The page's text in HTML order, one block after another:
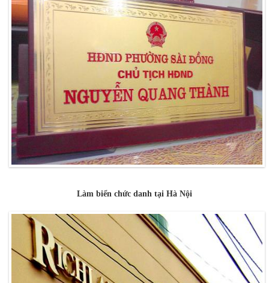
Làm biển chức danh tại Hà Nội